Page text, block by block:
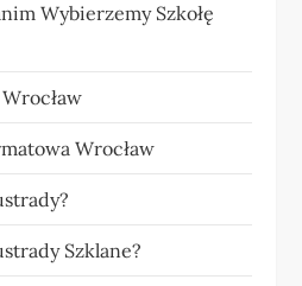
Wybierzemy Szkołę
Wrocław
Szklane?